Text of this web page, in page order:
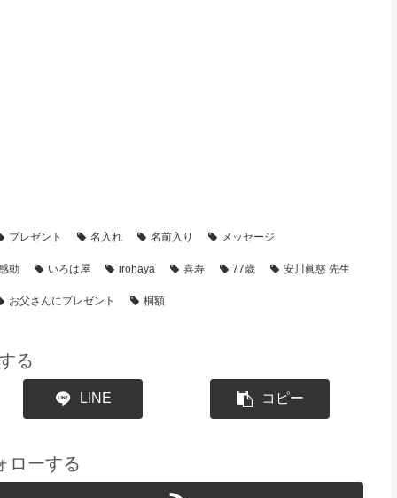
プレゼント 名入れ 名前入り メッセージ
動 いろは屋 irohaya 喜寿 77歳 安川眞慈 先生
お父さんにプレゼント 桐額
る
LINE コピー
ローする